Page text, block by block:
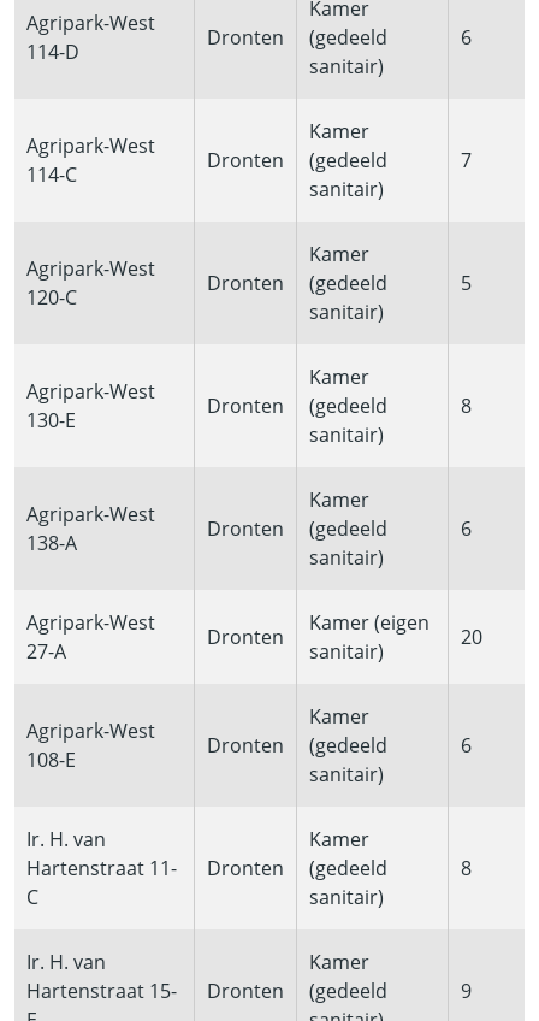
Agripark-West
114-D
Dronten
Kamer
(gedeeld
sanitair)
6
Agripark-West
114-C
Dronten
Kamer
(gedeeld
sanitair)
7
Agripark-West
120-C
Dronten
Kamer
(gedeeld
sanitair)
5
Agripark-West
130-E
Dronten
Kamer
(gedeeld
sanitair)
8
Agripark-West
138-A
Dronten
Kamer
(gedeeld
sanitair)
6
Agripark-West
27-A
Dronten
Kamer (eigen
sanitair)
20
Agripark-West
108-E
Dronten
Kamer
(gedeeld
sanitair)
6
Ir. H. van
Hartenstraat 11-
C
Dronten
Kamer
(gedeeld
sanitair)
8
Ir. H. van
Hartenstraat 15-
Dronten
Kamer
(gedeeld
9